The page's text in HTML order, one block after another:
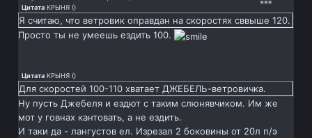
Цитата КРЫНЯ ()
Я считаю, что ветровик оправдан на скоростях сввыше 120.
Просто ты не умеешь ездить 100.
Цитата КРЫНЯ ()
Для скоростей 100-110 хватает ДЖЕБЕЛЬ-ветровичка.
Ну пусть Джебеля и ездют с таким слюнявчиком. Им же
мот у говнах кантовать, а не ездить.
И таки да - лангустов ел. Изрезал 2 боковины от 20л п/э